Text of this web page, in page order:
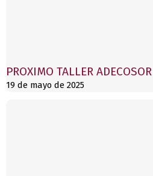
PROXIMO TALLER
19 de mayo de 2025